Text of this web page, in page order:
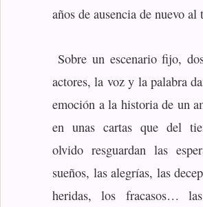
años de ausencia de nuevo al
Sobre un escenario fijo,
actores, la voz y la palabra
emoción a la historia de un
en unas cartas que del
olvido resguardan las
sueños, las alegrías, las
heridas, los fracasos…